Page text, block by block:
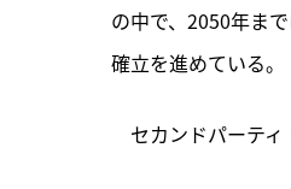
の中で、2050年ま
確立を進めている。
セカンドパーティ